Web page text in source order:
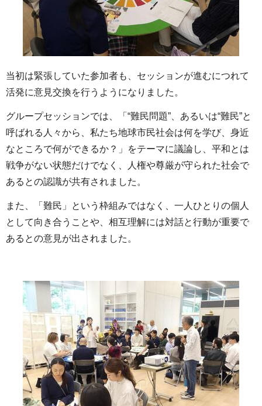
当初は緊張していた参加者も、セッションが進むにつれて
活発に意見交換を行うようになりました。
グループセッションでは、「“難民問題”、あるいは“難民”と
呼ばれる人々から、私たち地球市民社会は何を学び、身近
なところで何ができるか？」をテーマに議論し、平和とは
戦争がない状態だけでなく、人権や尊厳が守られた社会で
あるとの認識が共有されました。
また、「難民」という枠組みではなく、一人ひとりの個人
として向き合うことや、相互理解には対話と行動が重要で
あるとの意見が出されました。